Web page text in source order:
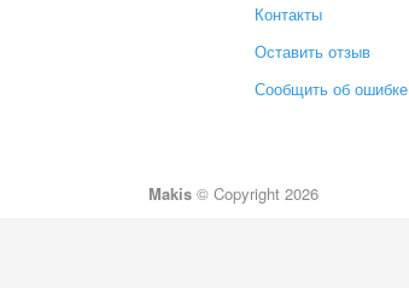
Контакты
Оставить отзыв
Сообщить об ошибке
Makis© Copyright 2026